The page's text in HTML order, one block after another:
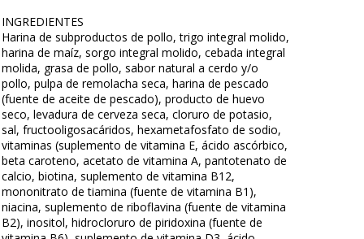
INGREDIENTES
Harina de subproductos de pollo, trigo integral molido,
harina de maíz, sorgo integral molido, cebada integral
molida, grasa de pollo, sabor natural a cerdo y/o
pollo, pulpa de remolacha seca, harina de pescado
(fuente de aceite de pescado), producto de huevo
seco, levadura de cerveza seca, cloruro de potasio,
sal, fructooligosacáridos, hexametafosfato de sodio,
vitaminas (suplemento de vitamina E, ácido ascórbico,
beta caroteno, acetato de vitamina A, pantotenato de
calcio, biotina, suplemento de vitamina B12,
mononitrato de tiamina (fuente de vitamina B1),
niacina, suplemento de riboflavina (fuente de vitamina
B2), inositol, hidrocloruro de piridoxina (fuente de